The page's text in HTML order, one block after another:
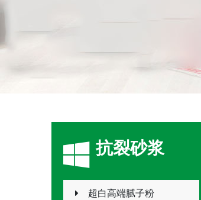
抗裂砂浆
超白高端腻子粉